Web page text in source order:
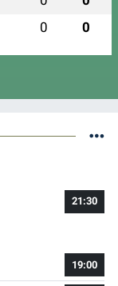
0 0
21:30
19:00